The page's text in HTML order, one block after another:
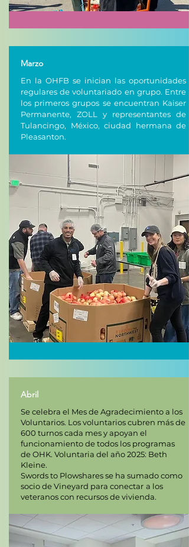
Marzo
En la OHFB se inician las oportunidades
regulares de voluntariado en grupo. Entre
los primeros grupos se encuentran Kaiser
Permanente, ZOLL y representantes de
Tulancingo, México, ciudad hermana de
Pleasanton.
Abril
Se celebra el Mes de Agradecimiento a los
Voluntarios. Los voluntarios cubren más de
600 turnos cada mes y apoyan el
funcionamiento de todos los programas
de OHK. Voluntaria del año 2025: Beth
Kleine.
Swords to Plowshares se ha sumado como
socio de Vineyard para conectar a los
veteranos con recursos de vivienda.